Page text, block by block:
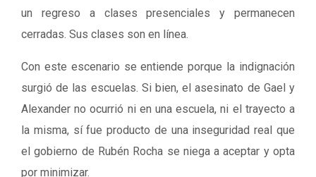
un regreso a clases presenciales y permanecen
cerradas. Sus clases son en línea.
Con este escenario se entiende porque la indignación
surgió de las escuelas. Si bien, el asesinato de Gael y
Alexander no ocurrió ni en una escuela, ni el trayecto a
la misma, sí fue producto de una inseguridad real que
el gobierno de Rubén Rocha se niega a aceptar y opta
por minimizar.